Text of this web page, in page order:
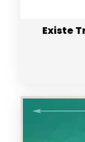
Existe